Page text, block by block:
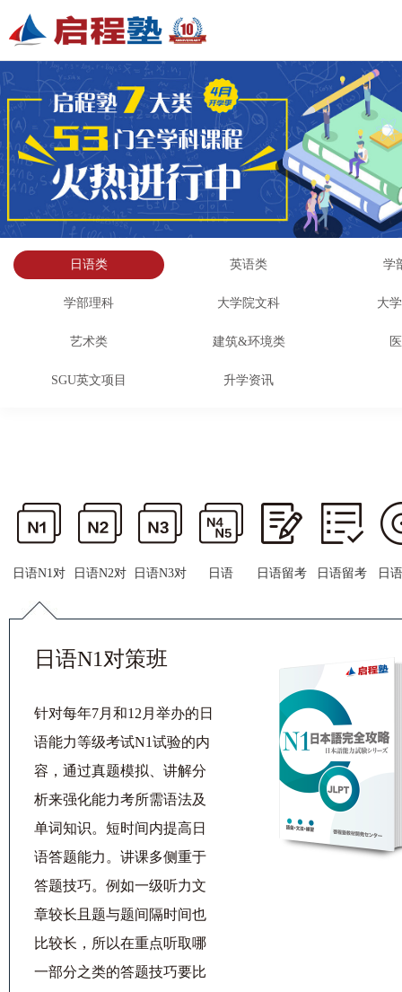
日语类 英语类 学
学部理科 大学院文科 大
艺术类 建筑&环境类
SGU英文项目 升学资讯
日语N1对
日语N2对
日语N3对
日语
日语留考
日语留考
日
日语N1对策班
针对每年7月和12月举办的日
语能力等级考试N1试验的内
容，通过真题模拟、讲解分
析来强化能力考所需语法及
单词知识。短时间内提高日
语答题能力。讲课多侧重于
答题技巧。例如一级听力文
章较长且题与题间隔时间也
比较长，所以在重点听取哪
一部分之类的答题技巧要比